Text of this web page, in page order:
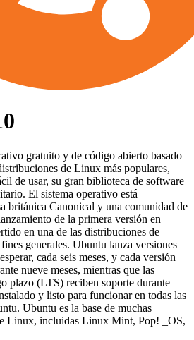
gratuito y de código abierto basado
de Linux más populares,
de usar, su gran biblioteca de software
El sistema operativo está
británica Canonical y una comunidad de
de la primera versión en
en una de las distribuciones de
generales. Ubuntu lanza versiones
cada seis meses, y cada versión
nueve meses, mientras que las
plazo (LTS) reciben soporte durante
y listo para funcionar en todas las
Ubuntu es la base de muchas
Linux, incluidas Linux Mint, Pop! _OS,